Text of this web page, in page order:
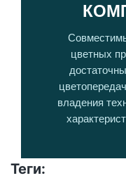
цветных
владения
Теги: